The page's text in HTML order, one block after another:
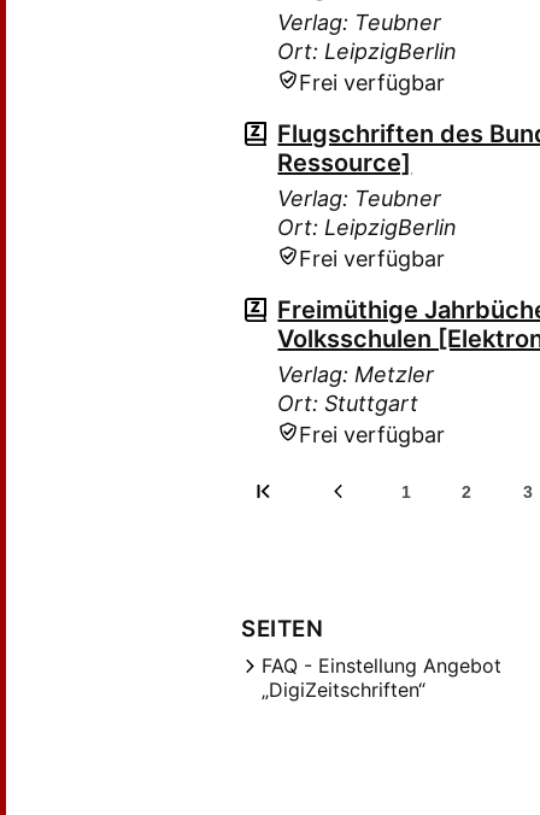
Verlag: Teubner
Ort: LeipzigBerlin
Frei verfügbar
Flugschriften des
Ressource]
Verlag: Teubner
Ort: LeipzigBerlin
Frei verfügbar
Freimüthige
Volksschulen
Verlag: Metzler
Ort: Stuttgart
Frei verfügbar
1 2 3
SEITEN
FAQ - Einstellung Angebot
„DigiZeitschriften“